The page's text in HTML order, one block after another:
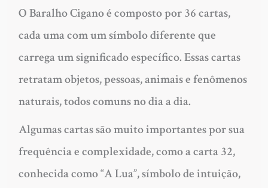
O Baralho Cigano é composto por 36 cartas,
cada uma com um símbolo diferente que
carrega um significado específico. Essas cartas
retratam objetos, pessoas, animais e fenômenos
naturais, todos comuns no dia a dia.
Algumas cartas são muito importantes por sua
frequência e complexidade, como a carta 32,
conhecida como “A Lua”, símbolo de intuição,